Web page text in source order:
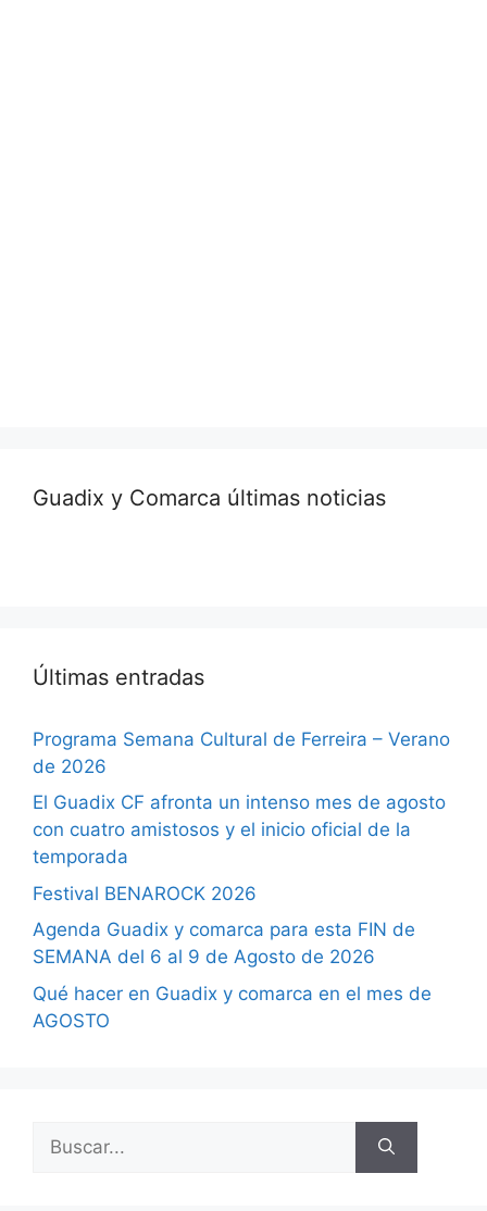
Guadix y Comarca últimas noticias
Últimas entradas
Programa Semana Cultural de Ferreira – Verano
de 2026
El Guadix CF afronta un intenso mes de agosto
con cuatro amistosos y el inicio oficial de la
temporada
Festival BENAROCK 2026
Agenda Guadix y comarca para esta FIN de
SEMANA del 6 al 9 de Agosto de 2026
Qué hacer en Guadix y comarca en el mes de
AGOSTO